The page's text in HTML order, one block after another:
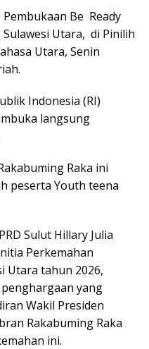
Pembukaan Be Ready
Sulawesi Utara, di Pinilih
Utara, Senin
Indonesia (RI)
langsung
Raka ini
peserta Youth teena
Sulut Hillary Julia
Perkemahan
Utara tahun 2026,
yang
Wakil Presiden
Rakabuming Raka
ini.